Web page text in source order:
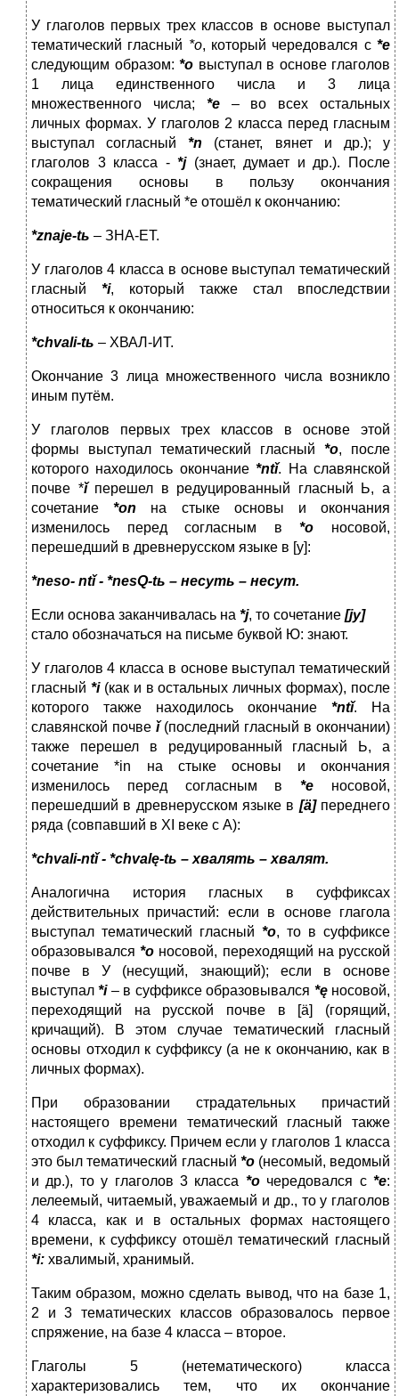
У глаголов первых трех классов в основе выступал
тематический гласный *о, который чередовался с*е
следующим образом: *о выступал в основе глаголов
1 лица единственного числа и 3 лица
множественного числа; *е– во всех остальных
личных формах. У глаголов 2 класса перед гласным
выступал согласный*n (станет, вянет и др.); у
глаголов 3 класса -*j (знает, думает и др.). После
сокращения основы в пользу окончания
тематический гласный *е отошёл к окончанию:
*znaje-tь – ЗНА-ЕТ.
У глаголов 4 класса в основе выступал тематический
гласный *i, который также стал впоследствии
относиться к окончанию:
*chvali-tь – ХВАЛ-ИТ.
Окончание 3 лица множественного числа возникло
иным путём.
У глаголов первых трех классов в основе этой
формы выступал тематический гласный *о, после
которого находилось окончание*ntǐ. На славянской
почве *ǐперешел в редуцированный гласный Ь, а
сочетание*on на стыке основы и окончания
изменилось перед согласным в*о носовой,
перешедший в древнерусском языке в [у]:
*neso- ntǐ - *nesQ-tь – несуть – несут.
Если основа заканчивалась на *j, то сочетание [jу]
стало обозначаться на письме буквой Ю: знают.
У глаголов 4 класса в основе выступал тематический
гласный *i(как и в остальных личных формах), после
которого также находилось окончание *ntǐ. На
славянской почве ǐ(последний гласный в окончании)
также перешел в редуцированный гласный Ь, а
сочетание *in на стыке основы и окончания
изменилось перед согласным в*e носовой,
перешедший в древнерусском языке в [ä]переднего
ряда (совпавший в XI веке с А):
*chvali-ntǐ - *chvalę-tь – хвалять – хвалят.
Аналогична история гласных в суффиксах
действительных причастий: если в основе глагола
выступал тематический гласный *о, то в суффиксе
образовывался*о носовой, переходящий на русской
почве в У (несущий, знающий); если в основе
выступал*i– в суффиксе образовывался *ęносовой,
переходящий на русской почве в [ä] (горящий,
кричащий). В этом случае тематический гласный
основы отходил к суффиксу (а не к окончанию, как в
личных формах).
При образовании страдательных причастий
настоящего времени тематический гласный также
отходил к суффиксу. Причем если у глаголов 1 класса
это был тематический гласный *о(несомый, ведомый
и др.), то у глаголов 3 класса *очередовался с*е:
лелеемый, читаемый, уважаемый и др., то у глаголов
4 класса, как и в остальных формах настоящего
времени, к суффиксу отошёл тематический гласный
*i: хвалимый, хранимый.
Таким образом, можно сделать вывод, что на базе 1,
2 и 3 тематических классов образовалось первое
спряжение, на базе 4 класса – второе.
Глаголы 5 (нетематического) класса
характеризовались тем, что их окончание